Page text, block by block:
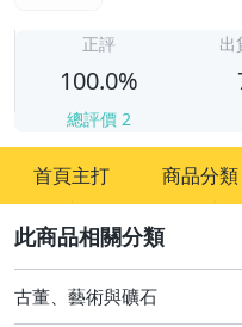
正評
100.0%
總評價 2
出
首頁主打 商品分類
其它
[全店] 周年慶
[全店] 粉絲專享
古董、藝術與礦石